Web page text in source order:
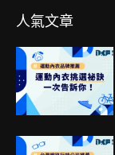
人氣文章